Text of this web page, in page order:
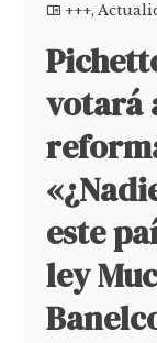
+++,
votará
este
ley